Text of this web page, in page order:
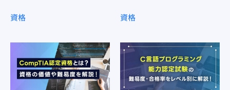
資格 資格